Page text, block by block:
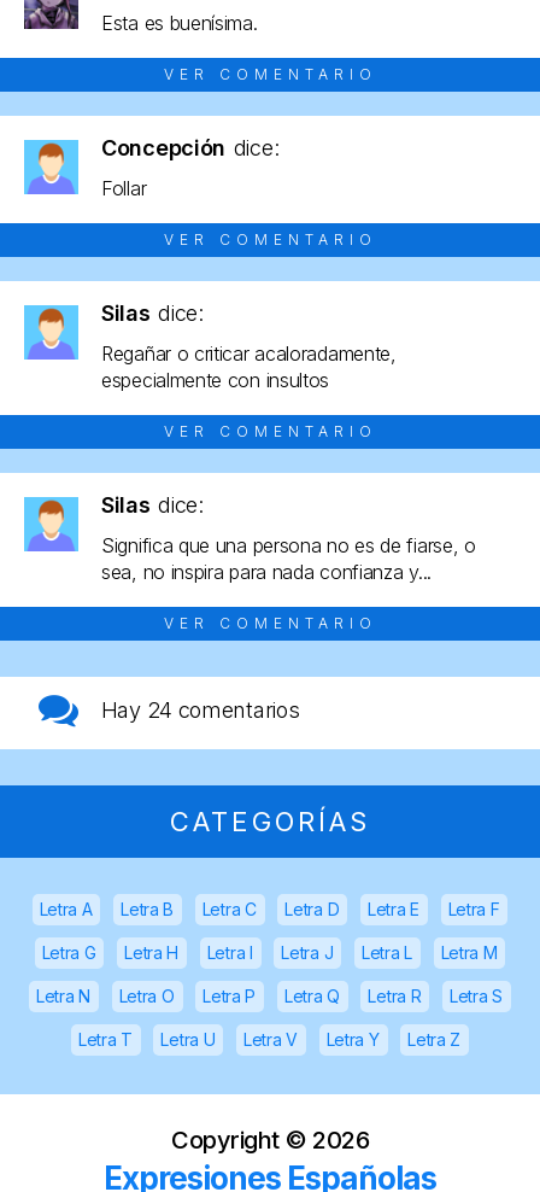
Esta es buenísima.
VER COMENTARIO
Concepción dice:
Follar
VER COMENTARIO
Silas dice:
Regañar o criticar acaloradamente,
especialmente con insultos
VER COMENTARIO
Silas dice:
Significa que una persona no es de fiarse, o
sea, no inspira para nada confianza y...
VER COMENTARIO
Hay 24 comentarios
CATEGORÍAS
Letra A Letra B Letra C Letra D Letra E Letra F
Letra G Letra H Letra I Letra J Letra L Letra M
Letra N Letra O Letra P Letra Q Letra R Letra S
Letra T Letra U Letra V Letra Y Letra Z
Copyright © 2026
Expresiones Españolas